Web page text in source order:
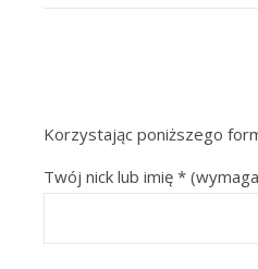
Korzystając poniższego
Twój nick lub imię *